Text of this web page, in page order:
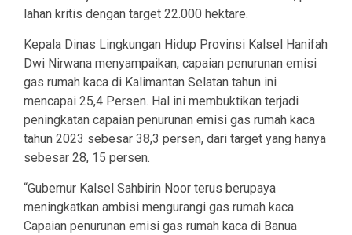
lahan kritis dengan target 22.000 hektare.
Kepala Dinas Lingkungan Hidup Provinsi Kalsel Hanifah
Dwi Nirwana menyampaikan, capaian penurunan emisi
gas rumah kaca di Kalimantan Selatan tahun ini
mencapai 25,4 Persen. Hal ini membuktikan terjadi
peningkatan capaian penurunan emisi gas rumah kaca
tahun 2023 sebesar 38,3 persen, dari target yang hanya
sebesar 28, 15 persen.
“Gubernur Kalsel Sahbirin Noor terus berupaya
meningkatkan ambisi mengurangi gas rumah kaca.
Capaian penurunan emisi gas rumah kaca di Banua